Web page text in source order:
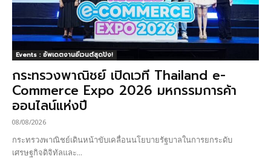
Events : อัพเดตงานอีเวนต์สุดปัง!
กระทรวงพาณิชย์ เปิดเวที Thailand e-
Commerce Expo 2026 มหกรรมการค้า
ออนไลน์แห่งปี
08/08/2026
กระทรวงพาณิชย์เดินหน้าขับเคลื่อนนโยบายรัฐบาลในการยกระดับ
เศรษฐกิจดิจิทัลและ...